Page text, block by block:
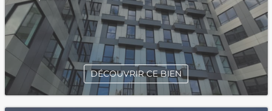
DÉCOUVRIR CE BIEN